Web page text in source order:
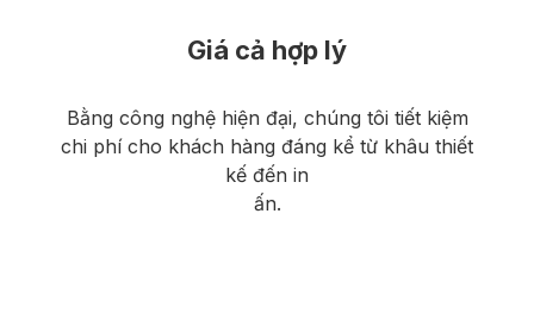
Giá cả hợp lý
Bằng công nghệ hiện đại, chúng tôi tiết kiệm
chi phí cho khách hàng đáng kể từ khâu thiết
kế đến in
ấn.